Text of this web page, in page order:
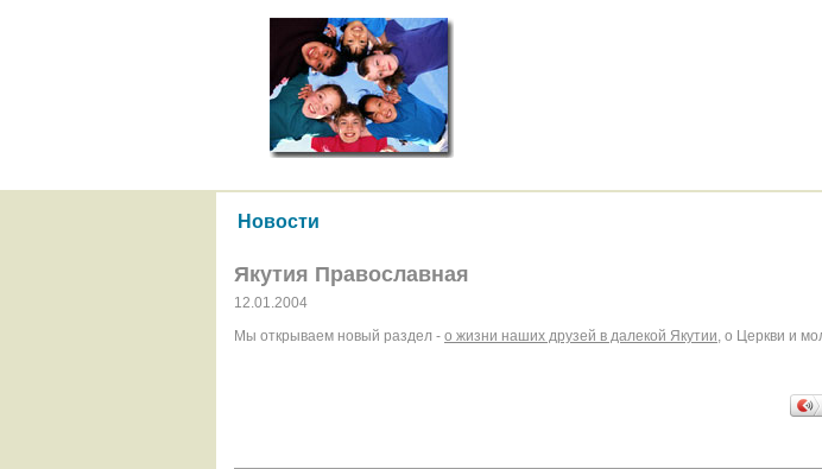
Новости
Якутия Православная
12.01.2004
Мы открываем новый раздел - о жизни наших друзей в далекой Якутии, о Церкви и